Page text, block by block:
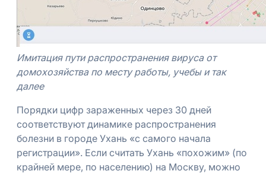
Имитация пути распространения вируса от
домохозяйства по месту работы, учебы и так
далее
Порядки цифр зараженных через 30 дней
соответствуют динамике распространения
болезни в городе Ухань «с самого начала
регистрации». Если считать Ухань «похожим» (по
крайней мере, по населению) на Москву, можно